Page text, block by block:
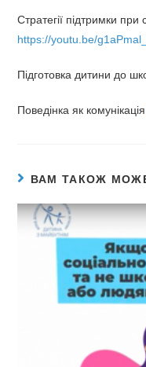
Стратегії підтримки
https://youtu.be/
Підготовка дитини до
Поведінка як комунікація
ВАМ ТАКОЖ